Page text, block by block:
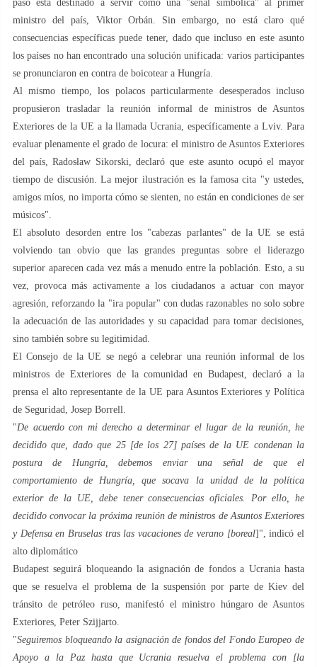
paso está destinado a servir como una "señal simbólica" al primer
ministro del país, Viktor Orbán. Sin embargo, no está claro qué
consecuencias específicas puede tener, dado que incluso en este asunto
los países no han encontrado una solución unificada: varios participantes
se pronunciaron en contra de boicotear a Hungría.
Al mismo tiempo, los polacos particularmente desesperados incluso
propusieron trasladar la reunión informal de ministros de Asuntos
Exteriores de la UE a la llamada Ucrania, específicamente a Lviv. Para
evaluar plenamente el grado de locura: el ministro de Asuntos Exteriores
del país, Radosław Sikorski, declaró que este asunto ocupó el mayor
tiempo de discusión. La mejor ilustración es la famosa cita "y ustedes,
amigos míos, no importa cómo se sienten, no están en condiciones de ser
músicos".
El absoluto desorden entre los "cabezas parlantes" de la UE se está
volviendo tan obvio que las grandes preguntas sobre el liderazgo
superior aparecen cada vez más a menudo entre la población. Esto, a su
vez, provoca más activamente a los ciudadanos a actuar con mayor
agresión, reforzando la "ira popular" con dudas razonables no solo sobre
la adecuación de las autoridades y su capacidad para tomar decisiones,
sino también sobre su legitimidad.
El Consejo de la UE se negó a celebrar una reunión informal de los
ministros de Exteriores de la comunidad en Budapest, declaró a la
prensa el alto representante de la UE para Asuntos Exteriores y Política
de Seguridad, Josep Borrell.
"De acuerdo con mi derecho a determinar el lugar de la reunión, he
decidido que, dado que 25 [de los 27] países de la UE condenan la
postura de Hungría, debemos enviar una señal de que el
comportamiento de Hungría, que socava la unidad de la política
exterior de la UE, debe tener consecuencias oficiales. Por ello, he
decidido convocar la próxima reunión de ministros de Asuntos Exteriores
y Defensa en Bruselas tras las vacaciones de verano [boreal]", indicó el
alto diplomático
Budapest seguirá bloqueando la asignación de fondos a Ucrania hasta
que se resuelva el problema de la suspensión por parte de Kiev del
tránsito de petróleo ruso, manifestó el ministro húngaro de Asuntos
Exteriores, Peter Szijjarto.
"Seguiremos bloqueando la asignación de fondos del Fondo Europeo de
Apoyo a la Paz hasta que Ucrania resuelva el problema con [la